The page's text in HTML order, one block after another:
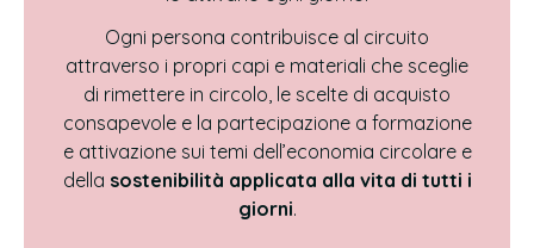
Ogni persona contribuisce al circuito
attraverso i propri capi e materiali che sceglie
di rimettere in circolo, le scelte di acquisto
consapevole e la partecipazione a formazione
e attivazione sui temi dell’economia circolare e
della sostenibilità applicata alla vita di tutti i
giorni.